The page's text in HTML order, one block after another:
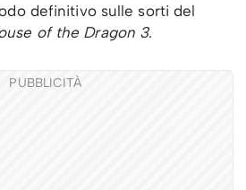
definitivo sulle sorti del
of the Dragon 3.
PUBBLICITÀ